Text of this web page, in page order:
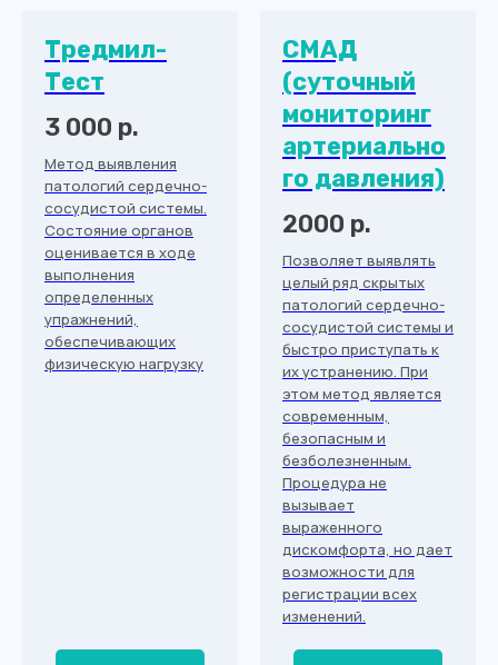
Тредмил-
Тест
3 000 р.
Метод выявления
патологий сердечно-
сосудистой системы.
Состояние органов
оценивается в ходе
выполнения
определенных
упражнений,
обеспечивающих
физическую нагрузку
СМАД
(суточный
мониторинг
артериально
го давления)
2000 р.
Позволяет выявлять
целый ряд скрытых
патологий сердечно-
сосудистой системы и
быстро приступать к
их устранению. При
этом метод является
современным,
безопасным и
безболезненным.
Процедура не
вызывает
выраженного
дискомфорта, но дает
возможности для
регистрации всех
изменений.